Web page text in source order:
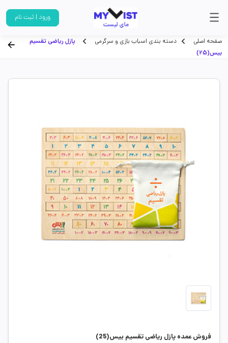
ورود | ثبت نام
صفحه اصلی دسته بندی اسباب بازی و سرگرمی
پازل ریاضی تقسیم
بیس(25)
فروش عمده پازل ریاضی تقسیم بیس(25)